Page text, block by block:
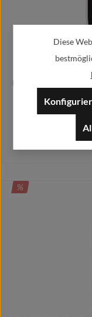
Patch Nato Estonia
RABATT
%
Diese